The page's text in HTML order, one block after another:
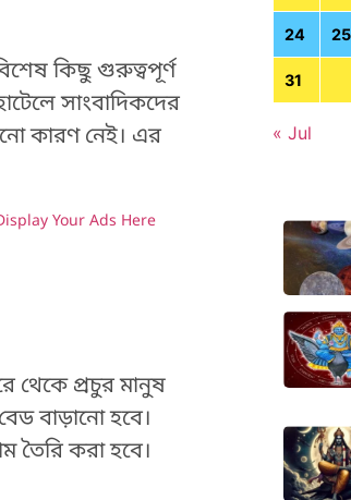
কিছু গুরুত্বপূর্ণ
সাংবাদিকদের
কারণ নেই। এর
Your Ads Here
HTML / JS Code
থেকে প্রচুর মানুষ
বাড়ানো হবে।
তৈরি করা হবে।
24 25
31
« Jul